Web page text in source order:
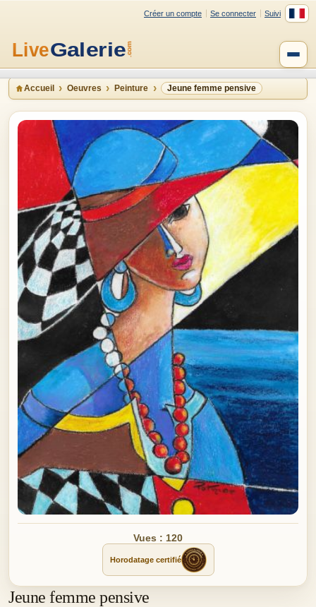
Créer un compte Se connecter Suivi
Accueil Oeuvres Peinture Jeune femme pensive
Vues : 120
Horodatage certifié
Jeune femme pensive